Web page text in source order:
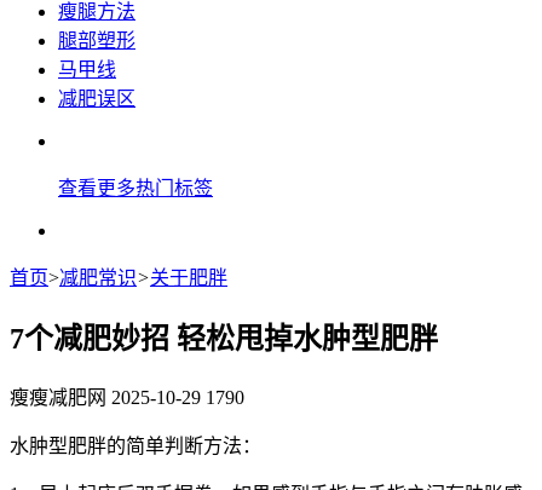
瘦腿方法
腿部塑形
马甲线
减肥误区
查看更多热门标签
首页>减肥常识>关于肥胖
7个减肥妙招 轻松甩掉水肿型肥胖
瘦瘦减肥网 2025-10-29 1790
水肿型肥胖的简单判断方法：